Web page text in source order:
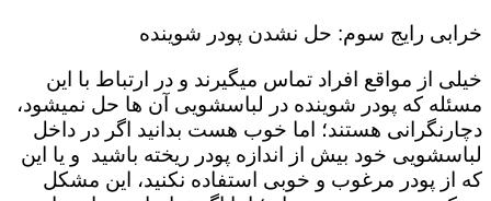
خرابی رایج سوم: حل نشدن پودر شوینده
خیلی از مواقع افراد تماس میگیرند و در ارتباط با این
مسئله که پودر شوینده در لباسشویی آن ها حل نمیشود،
دچارنگرانی هستند؛ اما خوب هست بدانید اگر در داخل
لباسشویی خود بیش از اندازه پودر ریخته باشید و یا این
که از پودر مرغوب و خوبی استفاده نکنید، این مشکل